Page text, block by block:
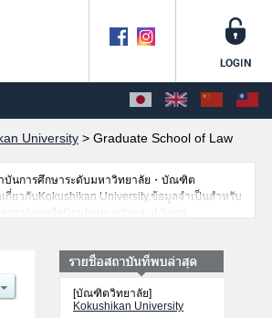
University > Graduate School of Law
าบันการศึกษาระดับมหาวิทยาลัย・บัณฑิต
วกับKokushikan University,ข้อมูลจำเป็นสำหรับ
หรือGraduate school of Sport
[บัณฑิตวิทยาลัย]
Kokushikan University